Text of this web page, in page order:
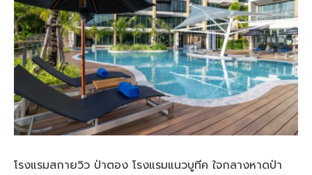
โรงแรมสกายวิว ป่าตอง โรงแรมแนวบูทีค ใจกลางหาดป่า